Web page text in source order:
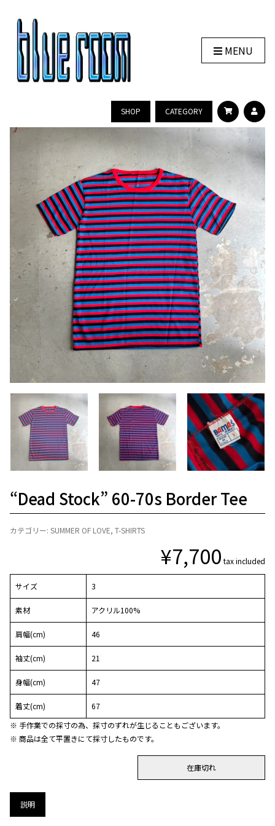
MENU
SHOP CATEGORY
“Dead Stock” 60-70s Border Tee
カテゴリー: SUMMER OF LOVE, T-SHIRTS
¥7,700 tax included
サイズ 3
素材 アクリル100%
肩幅(cm) 46
袖丈(cm) 21
身幅(cm) 47
着丈(cm)
67
※ 手作業での採寸の為、採寸のずれが生じることもございます。
※ 商品は全て平置きにて採寸したものです。
在庫切れ
説明